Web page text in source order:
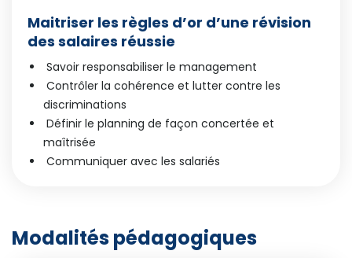
Maitriser les règles d’or d’une révision
des salaires réussie
Savoir responsabiliser le management
Contrôler la cohérence et lutter contre les
discriminations
Définir le planning de façon concertée et
maîtrisée
Communiquer avec les salariés
Modalités pédagogiques